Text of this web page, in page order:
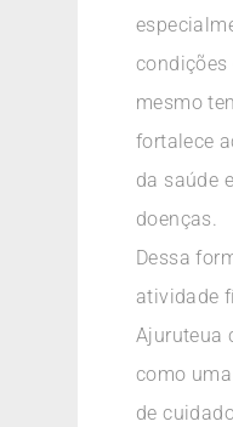
condições
mesmo
fortalece
da saúde
doenças.
Dessa
atividade
Ajuruteua
como
de